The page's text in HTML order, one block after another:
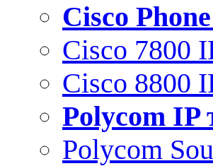
Сisco
Cisco 7800
Cisco 8800
Polycom IP
Polycom